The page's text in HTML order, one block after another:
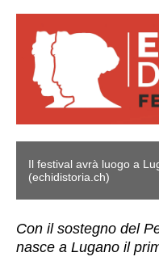
Il festival avrà luogo a
(echidistoria.ch)
Con il sostegno del
nasce a Lugano il